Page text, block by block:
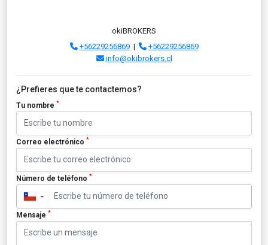
okiBROKERS
+56229256869|
+56229256869
info@okibrokers.cl
¿Prefieres que te contactemos?
Tu nombre *
Correo electrónico *
Número de teléfono *
▼
Mensaje *